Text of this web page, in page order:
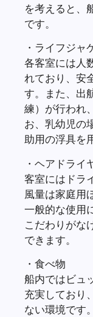
を考えると、
です。
・ライフジャ
各客室には人
れており、安
す。また、出
練）が行われ
お、乳幼児の
助用の浮具を
・ヘアドライ
客室にはドラ
風量は家庭用
一般的な使用
こだわりがな
できます。
・食べ物
船内ではビュ
充実しており
ない環境です